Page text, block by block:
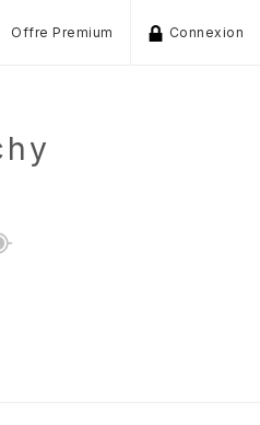
Offre Premium Connexion